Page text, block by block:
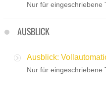
Nur für eingeschriebene
AUSBLICK
Ausblick:
Nur für eingeschriebene